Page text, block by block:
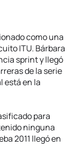
como una
ITU. Bárbara
sprint y llegó
de la serie
está en la
para
ninguna
2011 llegó en